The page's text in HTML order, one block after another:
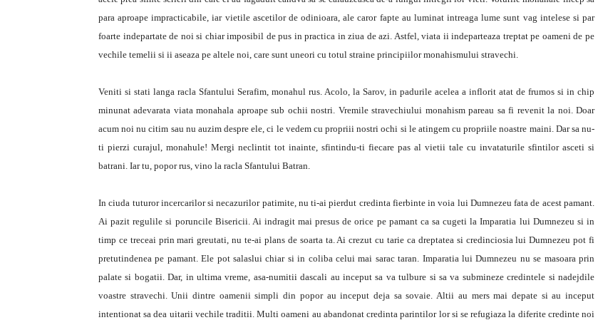
para aproape impracticabile, iar vietile ascetilor de odinioara, ale caror fapte au luminat intreaga lume sunt vag intelese si par
foarte indepartate de noi si chiar imposibil de pus in practica in ziua de azi. Astfel, viata ii indeparteaza treptat pe oameni de pe
vechile temelii si ii aseaza pe altele noi, care sunt uneori cu totul straine principiilor monahismului stravechi.
Veniti si stati langa racla Sfantului Serafim, monahul rus. Acolo, la Sarov, in padurile acelea a inflorit atat de frumos si in chip
minunat adevarata viata monahala aproape sub ochii nostri. Vremile stravechiului monahism pareau sa fi revenit la noi. Doar
acum noi nu citim sau nu auzim despre ele, ci le vedem cu propriii nostri ochi si le atingem cu propriile noastre maini. Dar sa nu-
ti pierzi curajul, monahule! Mergi neclintit tot inainte, sfintindu-ti fiecare pas al vietii tale cu invataturile sfintilor asceti si
batrani. Iar tu, popor rus, vino la racla Sfantului Batran.
In ciuda tuturor incercarilor si necazurilor patimite, nu ti-ai pierdut credinta fierbinte in voia lui Dumnezeu fata de acest pamant.
Ai pazit regulile si poruncile Bisericii. Ai indragit mai presus de orice pe pamant ca sa cugeti la Imparatia lui Dumnezeu si in
timp ce treceai prin mari greutati, nu te-ai plans de soarta ta. Ai crezut cu tarie ca dreptatea si credinciosia lui Dumnezeu pot fi
pretutindenea pe pamant. Ele pot salaslui chiar si in coliba celui mai sarac taran. Imparatia lui Dumnezeu nu se masoara prin
palate si bogatii. Dar, in ultima vreme, asa-numitii dascali au inceput sa va tulbure si sa va submineze credintele si nadejdile
voastre stravechi. Unii dintre oamenii simpli din popor au inceput deja sa sovaie. Altii au mers mai depate si au inceput
intentionat sa dea uitarii vechile traditii. Multi oameni au abandonat credinta parintilor lor si se refugiaza la diferite credinte noi